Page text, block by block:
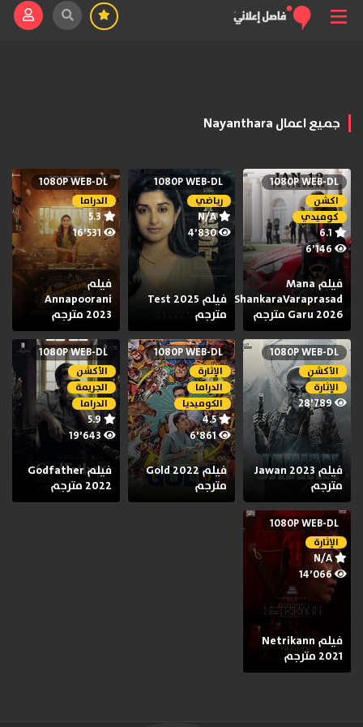
جميع اعمال Nayanthara
1080P WEB-DL
اكشن
كوميدي
فيلم Mana
ShankaraVaraprasad
Garu 2026 مترجم
1080P WEB-DL
رياضي
N/A
4٬830
فيلم Test 2025
مترجم
1080P WEB-DL
الدراما
5.3
16٬531
فيلم
Annapoorani
2023 مترجم
1080P WEB-DL
الأكشن
الإثارة
28٬789
فيلم Jawan 2023
مترجم
1080P WEB-DL
الإثارة
الدراما
الكوميديا
4.5
6٬861
فيلم Gold 2022
مترجم
1080P WEB-DL
الأكشن
الجريمة
الدراما
فيلم Godfather
2022 مترجم
1080P WEB-DL
الإثارة
N/A
14٬066
فيلم Netrikann
2021 مترجم